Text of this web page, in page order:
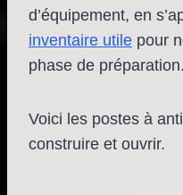
d’équipement, en
inventaire utile pour
phase de préparation.
Voici les postes à
construire et ouvrir.